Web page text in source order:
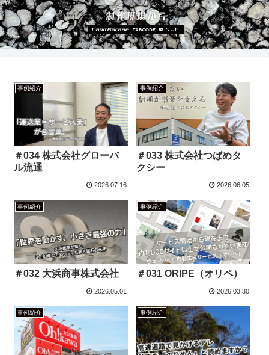
事例紹介
＃034 株式会社グローバ
ル流通
2026.07.16
事例紹介
＃033 株式会社つばめタ
クシー
2026.06.05
事例紹介
＃032 大浜商事株式会社
2026.05.01
事例紹介
＃031 ORIPE（オリペ）
2026.03.30
事例紹介 事例紹介